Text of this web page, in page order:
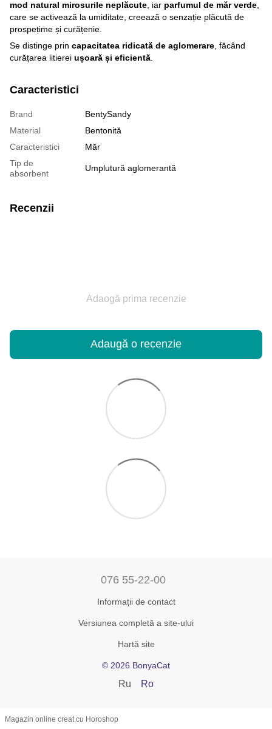
mod natural mirosurile neplăcute , iar parfumul de măr verde
care se activează la umiditate, creează o senzație plăcută de
prospețime și curățenie.
Se distinge prin capacitatea ridicată de aglomerare , făcând
curățarea litierei ușoară și eficientă
Caracteristici
Brand
BentySandy
Material
Bentonită
Caracteristici
Măr
Tip de
absorbent
Umplutură aglomerantă
Recenzii
Adaogă prima recenzie
Adaugă o recenzie
076 55-22-00
Informații de contact
Versiunea completă a site-ului
Hartă site
© 2026 BonyaCat
Ru Ro
Magazin online creat cu Horoshop